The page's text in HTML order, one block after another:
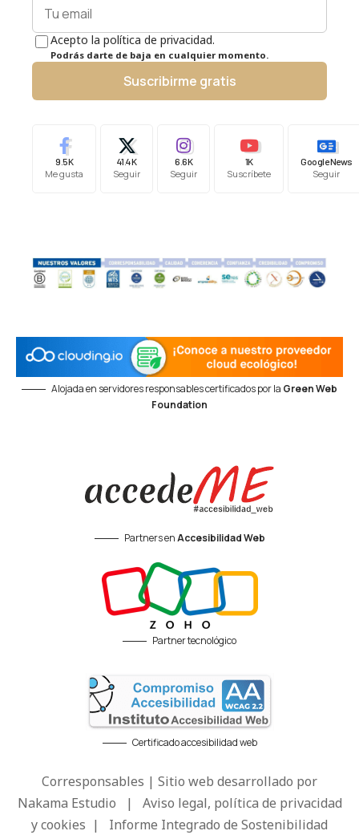
Acepto la política de privacidad.
Podrás darte de baja en cualquier momento.
Suscribirme gratis
9.5K
Me gusta
41.4K
Seguir
6.6K
Seguir
1K
Suscríbete
Google News
Seguir
Alojada en servidores responsables certificados por la Green Web
Foundation
Partners enAccesibilidad Web
Partner tecnológico
Certificado accesibilidad web
Corresponsables | Sitio web desarrollado por
Nakama Estudio | Aviso legal, política de privacidad
y cookies | Informe Integrado de Sostenibilidad